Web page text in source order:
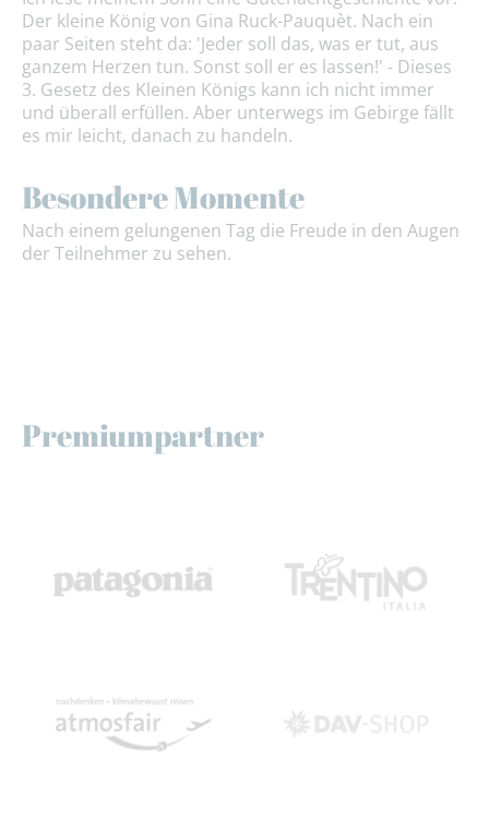
Der kleine König von Gina Ruck-Pauquèt. Nach ein
paar Seiten steht da: 'Jeder soll das, was er tut, aus
ganzem Herzen tun. Sonst soll er es lassen!' - Dieses
3. Gesetz des Kleinen Königs kann ich nicht immer
und überall erfüllen. Aber unterwegs im Gebirge fällt
es mir leicht, danach zu handeln.
Besondere Momente
Nach einem gelungenen Tag die Freude in den Augen
der Teilnehmer zu sehen.
Premiumpartner